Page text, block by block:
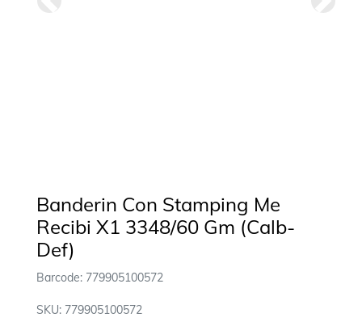
Banderin Con Stamping Me
Recibi X1 3348/60 Gm (Calb-
Def)
Barcode: 779905100572
SKU: 779905100572